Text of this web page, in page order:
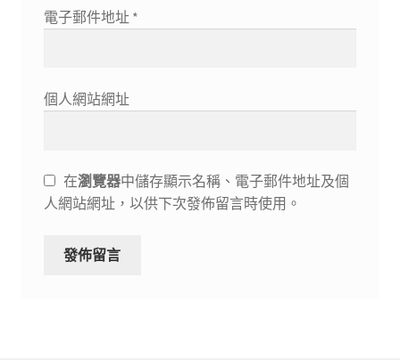
電子郵件地址 *
個人網站網址
在瀏覽器中儲存顯示名稱、電子郵件地址及個
人網站網址，以供下次發佈留言時使用。